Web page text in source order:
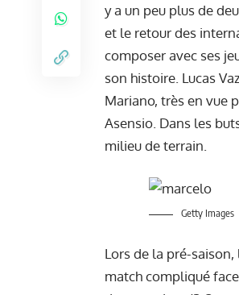
y a un peu plus de
et le retour des
composer avec ses
son histoire. Lucas
Mariano, très en vue
Asensio. Dans les
milieu de terrain.
Getty Images
Lors de la pré-
match compliqué